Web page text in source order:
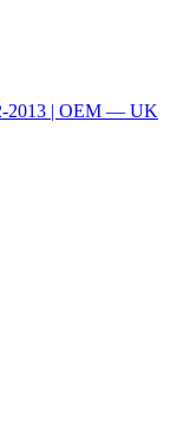
2013 | OEM — UK